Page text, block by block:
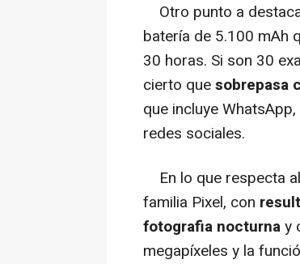
Otro punto a
batería de 5.100 mAh
30 horas. Si son 30
cierto quesobrepasa
que incluye
redes sociales.
En lo que respecta
familia Pixel, con
fotografia nocturnay
megapíxeles y la